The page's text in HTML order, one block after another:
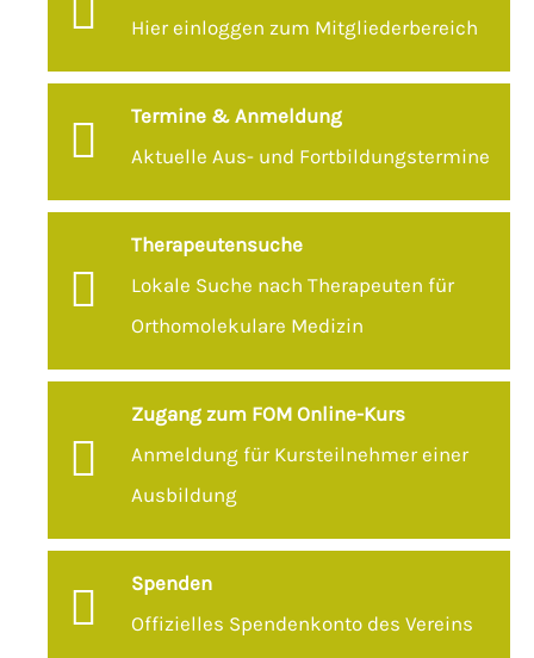
Hier einloggen zum Mitgliederbereich
Termine & Anmeldung
Aktuelle Aus- und Fortbildungstermine
Therapeutensuche
Lokale Suche nach Therapeuten für
Orthomolekulare Medizin
Zugang zum FOM Online-Kurs
Anmeldung für Kursteilnehmer einer
Ausbildung
Spenden
Offizielles Spendenkonto des Vereins